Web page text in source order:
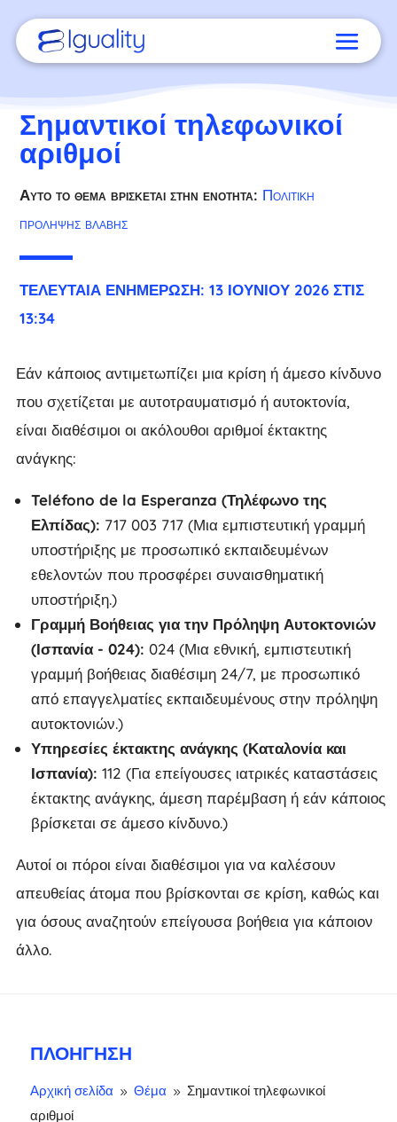
Σημαντικοί τηλεφωνικοί
αριθμοί
Αυτό το θέμα βρίσκεται στην ενότητα: Πολιτική
πρόληψης βλάβης
ΤΕΛΕΥΤΑΊΑ ΕΝΗΜΈΡΩΣΗ: 13 ΙΟΥΝΊΟΥ 2026 ΣΤΙΣ
13:34
Εάν κάποιος αντιμετωπίζει μια κρίση ή άμεσο κίνδυνο
που σχετίζεται με αυτοτραυματισμό ή αυτοκτονία,
είναι διαθέσιμοι οι ακόλουθοι αριθμοί έκτακτης
ανάγκης:
Teléfono de la Esperanza (Τηλέφωνο της
Ελπίδας): 717 003 717 (Μια εμπιστευτική γραμμή
υποστήριξης με προσωπικό εκπαιδευμένων
εθελοντών που προσφέρει συναισθηματική
υποστήριξη.)
Γραμμή Βοήθειας για την Πρόληψη Αυτοκτονιών
(Ισπανία - 024): 024 (Μια εθνική, εμπιστευτική
γραμμή βοήθειας διαθέσιμη 24/7, με προσωπικό
από επαγγελματίες εκπαιδευμένους στην πρόληψη
αυτοκτονιών.)
Υπηρεσίες έκτακτης ανάγκης (Καταλονία και
Ισπανία): 112 (Για επείγουσες ιατρικές καταστάσεις
έκτακτης ανάγκης, άμεση παρέμβαση ή εάν κάποιος
βρίσκεται σε άμεσο κίνδυνο.)
Αυτοί οι πόροι είναι διαθέσιμοι για να καλέσουν
απευθείας άτομα που βρίσκονται σε κρίση, καθώς και
για όσους αναζητούν επείγουσα βοήθεια για κάποιον
άλλο.
ΠΛΟΉΓΗΣΗ
Αρχική σελίδα 9 Θέμα 9 Σημαντικοί τηλεφωνικοί
αριθμοί